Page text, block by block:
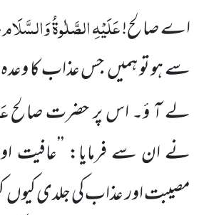
اے صالح!عَلَیْہِالصَّلٰوۃُوَالسَّلَام
سے ہو تو ہمیں جس عذاب کا
لے آ ؤ۔ اس پر حضرت صالح
نے ان سے فرمایا: ’’عافیت
مصیبت اور عذاب کی جلدی